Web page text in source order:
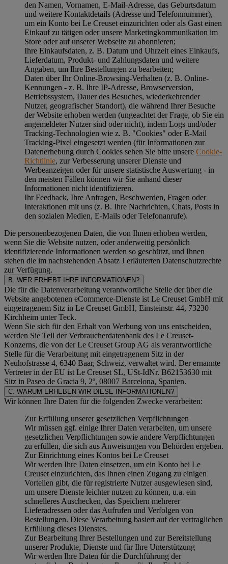
den Namen, Vornamen, E-Mail-Adresse, das Geburtsdatum
und weitere Kontaktdetails (Adresse und Telefonnummer),
um ein Konto bei Le Creuset einzurichten oder als Gast einen
Einkauf zu tätigen oder unsere Marketingkommunikation im
Store oder auf unserer Webseite zu abonnieren;
Ihre Einkaufsdaten, z. B. Datum und Uhrzeit eines Einkaufs,
Lieferdatum, Produkt- und Zahlungsdaten und weitere
Angaben, um Ihre Bestellungen zu bearbeiten;
Daten über Ihr Online-Browsing-Verhalten (z. B. Online-
Kennungen - z. B. Ihre IP-Adresse, Browserversion,
Betriebssystem, Dauer des Besuches, wiederkehrender
Nutzer, geografischer Standort), die während Ihrer Besuche
der Website erhoben werden (ungeachtet der Frage, ob Sie ein
angemeldeter Nutzer sind oder nicht), indem Logs und/oder
Tracking-Technologien wie z. B. "Cookies" oder E-Mail
Tracking-Pixel eingesetzt werden (für Informationen zur
Datenerhebung durch Cookies sehen Sie bitte unsere Cookie-
Richtlinie, zur Verbesserung unserer Dienste und
Werbeanzeigen oder für unsere statistische Auswertung - in
den meisten Fällen können wir Sie anhand dieser
Informationen nicht identifizieren.
Ihr Feedback, Ihre Anfragen, Beschwerden, Fragen oder
Interaktionen mit uns (z. B. Ihre Nachrichten, Chats, Posts in
den sozialen Medien, E-Mails oder Telefonanrufe).
Die personenbezogenen Daten, die von Ihnen erhoben werden,
wenn Sie die Website nutzen, oder anderweitig persönlich
identifizierende Informationen werden so geschützt, und Ihnen
stehen die im nachstehenden Absatz J erläuterten Datenschutzrechte
zur Verfügung.
B. WER ERHEBT IHRE INFORMATIONEN?
Die für die Datenverarbeitung verantwortliche Stelle der über die
Website angebotenen eCommerce-Dienste ist Le Creuset GmbH mit
eingetragenem Sitz in Le Creuset GmbH, Einsteinstr. 44, 73230
Kirchheim unter Teck.
Wenn Sie sich für den Erhalt von Werbung von uns entscheiden,
werden Sie Teil der Verbraucherdatenbank des Le Creuset-
Konzerns, die von der Le Creuset Group AG als verantwortliche
Stelle für die Verarbeitung mit eingetragenem Sitz in der
Neuhofstrasse 4, 6340 Baar, Schweiz, verwaltet wird. Der ernannte
Vertreter in der EU ist Le Creuset SL, USt-IdNr. B62153630 mit
Sitz in Paseo de Gracia 9, 2º, 08007 Barcelona, Spanien.
C. WARUM ERHEBEN WIR DIESE INFORMATIONEN?
Wir können Ihre Daten für die folgenden Zwecke verarbeiten:
Zur Erfüllung unserer gesetzlichen Verpflichtungen
Wir müssen ggf. einige Ihrer Daten verarbeiten, um unsere
gesetzlichen Verpflichtungen sowie andere Verpflichtungen
zu erfüllen, die sich aus Anweisungen von Behörden ergeben.
Zur Einrichtung eines Kontos bei Le Creuset
Wir werden Ihre Daten einsetzen, um ein Konto bei Le
Creuset einzurichten, das Ihnen einen Zugang zu einigen
Vorteilen gibt, die für registrierte Nutzer ausgewiesen sind,
um unsere Dienste leichter nutzen zu können, u.a. ein
schnelleres Auschecken, das Speichern mehrerer
Lieferadressen oder das Aufrufen und Verfolgen von
Bestellungen. Diese Verarbeitung basiert auf der vertraglichen
Erfüllung dieses Dienstes.
Zur Bearbeitung Ihrer Bestellungen und zur Bereitstellung
unserer Produkte, Dienste und für Ihre Unterstützung
Wir werden Ihre Daten für die Durchführung der